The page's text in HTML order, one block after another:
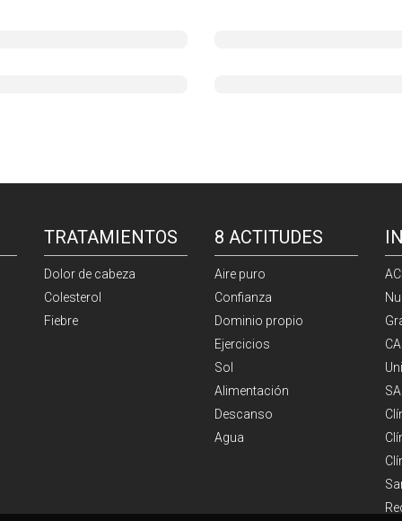
TRATAMIENTOS
Dolor de cabeza
Colesterol
Fiebre
8 ACTITUDES
Aire puro
Confianza
Dominio propio
Ejercicios
Sol
Alimentación
Descanso
Agua